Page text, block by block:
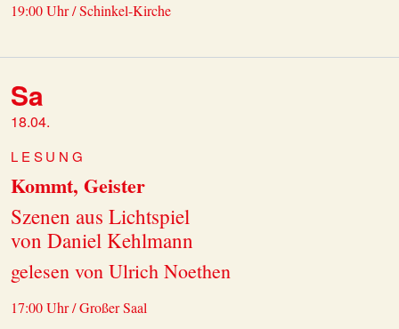
19:00 Uhr / Schinkel-Kirche
Sa
18.04.
LESUNG
Kommt, Geister
Szenen aus Lichtspiel
von Daniel Kehlmann
gelesen von Ulrich Noethen
17:00 Uhr / Großer Saal